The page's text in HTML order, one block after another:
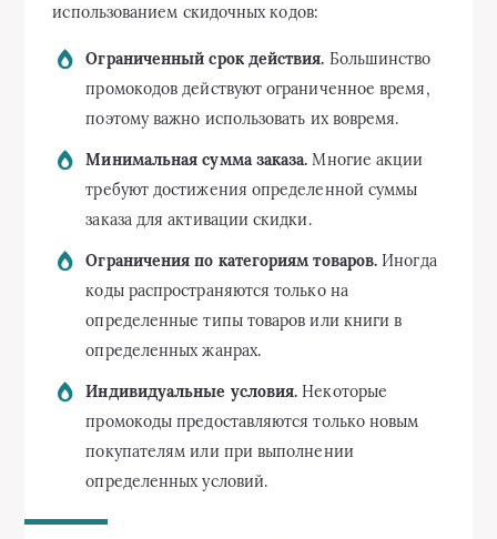
использованием скидочных кодов:
Ограниченный срок действия. Большинство
промокодов действуют ограниченное время,
поэтому важно использовать их вовремя.
Минимальная сумма заказа. Многие акции
требуют достижения определенной суммы
заказа для активации скидки.
Ограничения по категориям товаров. Иногда
коды распространяются только на
определенные типы товаров или книги в
определенных жанрах.
Индивидуальные условия. Некоторые
промокоды предоставляются только новым
покупателям или при выполнении
определенных условий.